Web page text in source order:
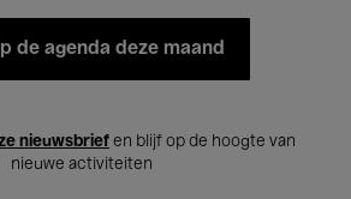
de agenda deze maand
nieuwsbrief en blijf op de hoogte van
nieuwe activiteiten